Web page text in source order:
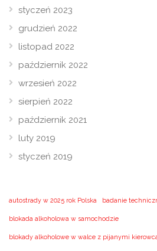
styczeń 2023
grudzień 2022
listopad 2022
październik 2022
wrzesień 2022
sierpień 2022
październik 2021
luty 2019
styczeń 2019
autostrady w 2025 rok Polska badanie
blokada alkoholowa w samochodzie
blokady alkoholowe w walce z pijanymi